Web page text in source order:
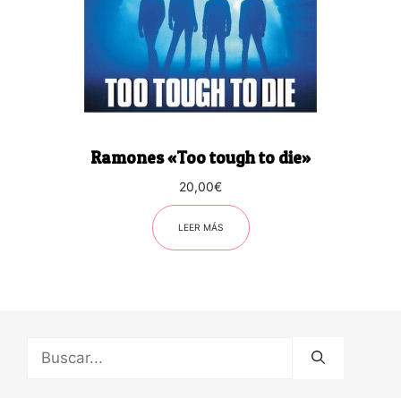
Ramones «Too tough to die»
20,00€
LEER MÁS